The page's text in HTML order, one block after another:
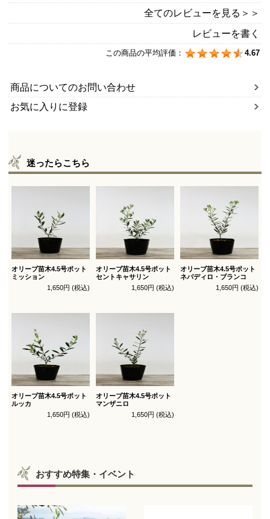
全てのレビューを見る＞＞
レビューを書く
この商品の平均評価： 4.67
商品についてのお問い合わせ
お気に入りに登録
迷ったらこちら
オリーブ苗木4.5号ポット
ミッション
1,650円 (税込)
オリーブ苗木4.5号ポット
セントキャサリン
1,650円 (税込)
オリーブ苗木4.5号ポット
ネバディロ・ブランコ
1,650円 (税込)
オリーブ苗木4.5号ポット
ルッカ
1,650円 (税込)
オリーブ苗木4.5号ポット
マンザニロ
1,650円 (税込)